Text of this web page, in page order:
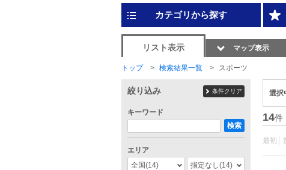
カテゴリから探す
リスト表示 マップ表示
トップ 検索結果一覧 スポーツ
選択
14件
最初
絞り込み 条件クリア
キーワード
検索
エリア
全国(14) 指定なし(14)